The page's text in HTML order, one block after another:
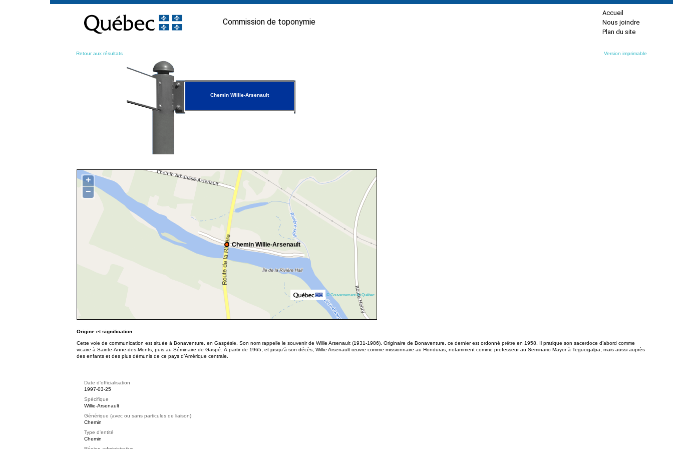
contenu
Commission de toponymie
Accueil
Nous joindre
Plan du site
Retour aux résultats Version imprimable
Chemin Willie-Arsenault
Chemin Willie-Arsenault
+
−
© Gouvernement du Québec
Origine et signification
Cette voie de communication est située à Bonaventure, en Gaspésie. Son nom rappelle le souvenir de Willie Arsenault (1931-1986). Originaire de Bonaventure, ce dernier est ordonné prêtre en 1958. Il pratique son sacerdoce d’abord comme
vicaire à Sainte-Anne-des-Monts, puis au Séminaire de Gaspé. À partir de 1965, et jusqu’à son décès, Willie Arsenault œuvre comme missionnaire au Honduras, notamment comme professeur au Seminario Mayor à Tegucigalpa, mais aussi auprès
des enfants et des plus démunis de ce pays d’Amérique centrale.
Date d'officialisation
1997-03-25
Spécifique
Willie-Arsenault
Générique (avec ou sans particules de liaison)
Chemin
Type d'entité
Chemin